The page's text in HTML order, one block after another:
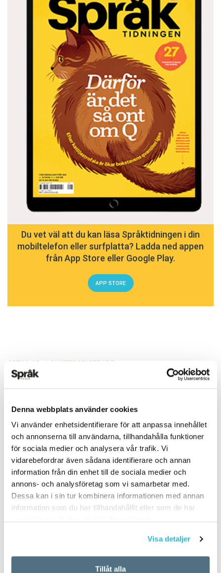
Denna webbplats använder cookies
Vi använder enhetsidentifierare för att anpassa innehållet
och annonserna till användarna, tillhandahålla funktioner
för sociala medier och analysera vår trafik. Vi
vidarebefordrar även sådana identifierare och annan
information från din enhet till de sociala medier och
annons- och analysföretag som vi samarbetar med.
Dessa kan i sin tur kombinera informationen med annan
information som du har tillhandahållit eller som de har
Visa detaljer
Tillåt alla
Du vet väl att du kan läsa Språktidningen i din
mobiltelefon eller surfplatta? Ladda ned appen
från App Store eller Google Play.
APP STORE
ARTIKLAR OKATEGORISERADE
5 vanligaste
svenskspråkiga första
förnamnen för nyfödda
i Finland 2017
TEXT:ANDERS SVENSSON
PUBLICERAD 2018-06-14
Flickor